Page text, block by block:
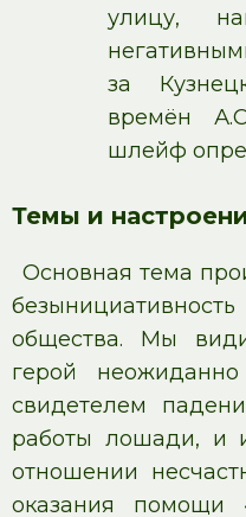
улицу,
за
времён
шлейф
Темы и
Основная тема
общества. Мы
герой
свидетелем
работы лошади, и
отношении
оказания помощи